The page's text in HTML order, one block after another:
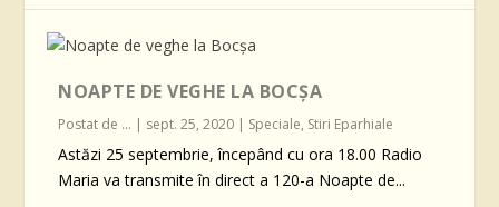
NOAPTE DE VEGHE LA BOCȘA
Postat de ... | sept. 25, 2020 | Speciale, Stiri Eparhiale
Astăzi 25 septembrie, începând cu ora 18.00 Radio
Maria va transmite în direct a 120-a Noapte de...